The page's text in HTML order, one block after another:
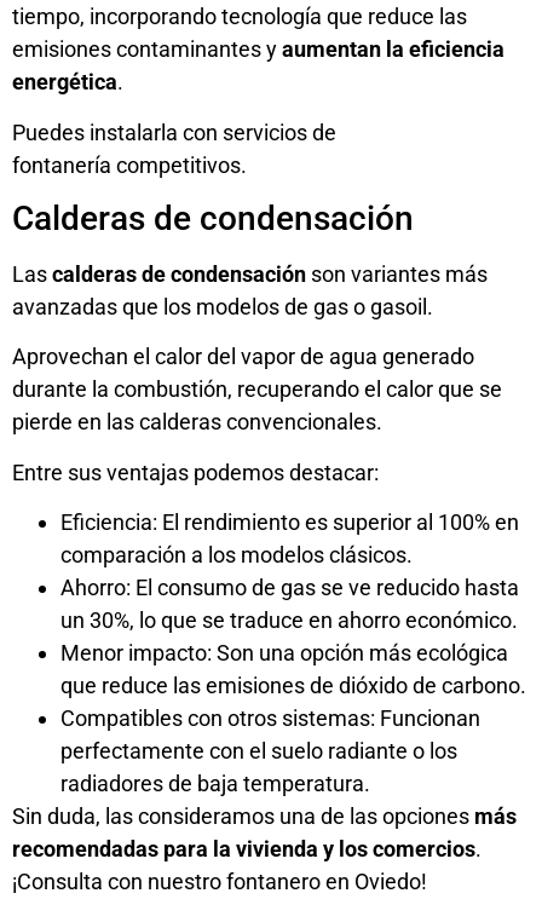
tiempo, incorporando tecnología que reduce las
emisiones contaminantes yaumentan la eficiencia
energética.
Puedes instalarla con servicios de
fontanería competitivos.
Calderas de condensación
Lascalderas de condensación son variantes más
avanzadas que los modelos de gas o gasoil.
Aprovechan el calor del vapor de agua generado
durante la combustión, recuperando el calor que se
pierde en las calderas convencionales.
Entre sus ventajas podemos destacar:
Eficiencia: El rendimiento es superior al 100% en
comparación a los modelos clásicos.
Ahorro: El consumo de gas se ve reducido hasta
un 30%, lo que se traduce en ahorro económico.
Menor impacto: Son una opción más ecológica
que reduce las emisiones de dióxido de carbono.
Compatibles con otros sistemas: Funcionan
perfectamente con el suelo radiante o los
radiadores de baja temperatura.
Sin duda, las consideramos una de las opciones más
recomendadas para la vivienda y los comercios.
¡Consulta con nuestrofontanero en Oviedo!